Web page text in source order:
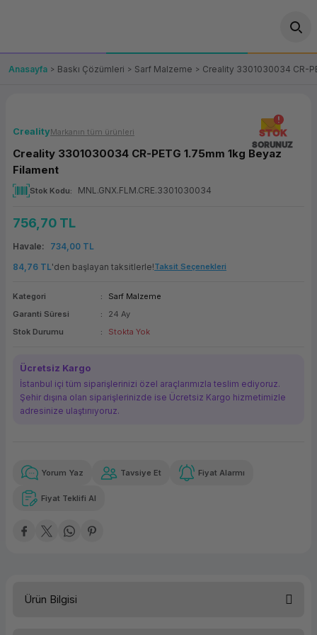
OT/VT Ürünleri
Fiş Yazıcı
Self Servis Ekranı
Panel PC
(Firewall)
Bileşenleri
Makinesi
Makinesi
Çözümleri
Bağlantı
Yedekleme
Ürünler
Paketi
Anasayfa Baskı Çözümleri Sarf Malzeme Creality 3301030034 CR-
STOK
SORUNUZ
CrealityMarkanın tüm ürünleri
Creality 3301030034 CR-PETG 1.75mm 1kg Beyaz
Filament
Stok Kodu MNL.GNX.FLM.CRE.3301030034
756,70 TL
Havale
734,00 TL
84,76 TL'den başlayan taksitlerle!Taksit Seçenekleri
Kategori
Sarf Malzeme
Garanti Süresi
24 Ay
Stok Durumu
Stokta Yok
Ücretsiz Kargo
İstanbul içi tüm siparişlerinizi özel araçlarımızla teslim ediyoruz.
Şehir dışına olan siparişlerinizde ise Ücretsiz Kargo hizmetimizle
adresinize ulaştırııyoruz.
Güvenilir Alışveriş
Kolay iade imkanı
84,76 TL
Yorum Yaz Tavsiye Et Fiyat Alarmı
Fiyat Teklifi Al
Ürün Bilgisi